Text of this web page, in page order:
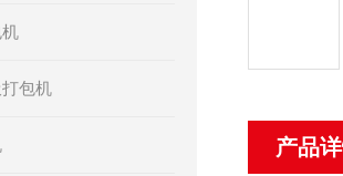
包机
产品